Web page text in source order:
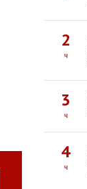
2
ч
3
ч
4
ч